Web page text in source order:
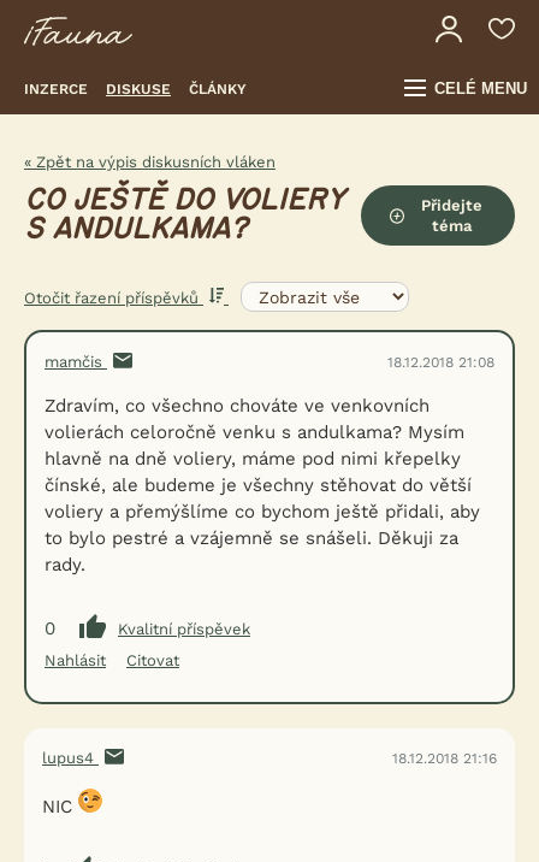
INZERCE DISKUSE ČLÁNKY CELÉ MENU
« Zpět na výpis diskusních vláken
CO JEŠTĚ DO VOLIERY
S ANDULKAMA?
Přidejte
téma
Otočit řazení příspěvků
mamčis 18.12.2018 21:08
Zdravím, co všechno chováte ve venkovních
volierách celoročně venku s andulkama? Mysím
hlavně na dně voliery, máme pod nimi křepelky
čínské, ale budeme je všechny stěhovat do větší
voliery a přemýšlíme co bychom ještě přidali, aby
to bylo pestré a vzájemně se snášeli. Děkuji za
rady.
0
Kvalitní příspěvek
Nahlásit
Citovat
lupus4 18.12.2018 21:16
NIC